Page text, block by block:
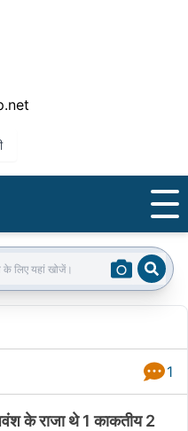
जवाब
1
के राजा थे 1 काकतीय 2